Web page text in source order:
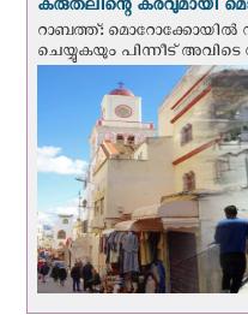
കരുതലിന്റെ കരവുമായി
റാബത്ത്: മൊറോക്കോയിൽ
ചെയ്യുകയും പിന്നീട് അവിടെ